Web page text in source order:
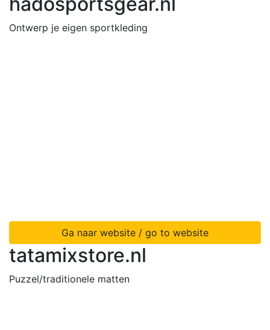
Ontwerp je eigen sportkleding
Ga naar website / go to website
tatamixstore.nl
Puzzel/traditionele matten